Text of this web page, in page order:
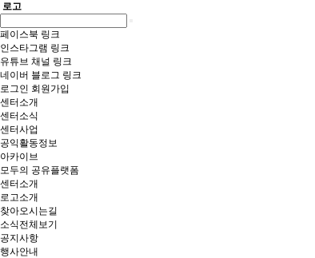
로고
페이스북 링크
인스타그램 링크
유튜브 채널 링크
네이버 블로그 링크
로그인 회원가입
센터소개
센터소식
센터사업
공익활동정보
아카이브
모두의 공유플랫폼
센터소개
로고소개
찾아오시는길
소식전체보기
공지사항
행사안내